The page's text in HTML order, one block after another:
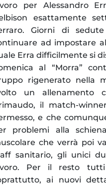
per Alessandro
esattamente
Giorni di
ad impostare
Erra difficilmente si
al “Morra”
rigenerato nella
un allenamento
il match-
e che
problemi alla
che verrà poi
sanitario, gli unici
Per il resto
ai nuovi